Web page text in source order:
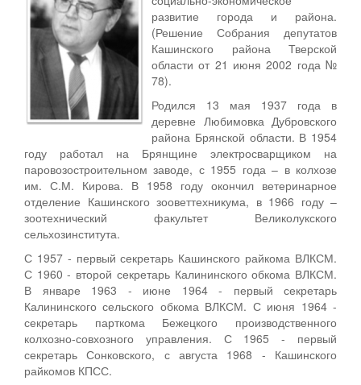
развитие города и района.
(Решение Собрания депутатов
Кашинского района Тверской
области от 21 июня 2002 года №
78).
Родился 13 мая 1937 года в
деревне Любимовка Дубровского
района Брянской области. В 1954
году работал на Брянщине электросварщиком на
паровозостроительном заводе, с 1955 года – в колхозе
им. С.М. Кирова. В 1958 году окончил ветеринарное
отделение Кашинского зооветтехникума, в 1966 году –
зоотехнический факультет Великолукского
сельхозинститута.
С 1957 - первый секретарь Кашинского райкома ВЛКСМ.
С 1960 - второй секретарь Калининского обкома ВЛКСМ.
В январе 1963 - июне 1964 - первый секретарь
Калининского сельского обкома ВЛКСМ. С июня 1964 -
секретарь парткома Бежецкого производственного
колхозно-совхозного управления. С 1965 - первый
секретарь Сонковского, с августа 1968 - Кашинского
райкомов КПСС.